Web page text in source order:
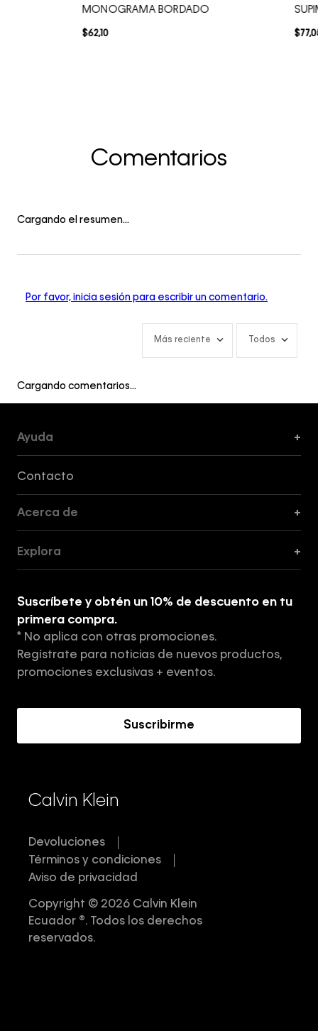
MONOGRAMA BORDADO
$62,10 $77,
Comentarios
Cargando el resumen…
Por favor, inicia sesión para escribir un comentario.
Más reciente Todos
Cargando comentarios…
Ayuda +
Contacto
Acerca de +
Tiendas
Aviso de privacidad
Términos y Condiciones
Explora +
Suscríbete y obtén un 10% de descuento en tu
primera compra.
* No aplica con otras promociones.
Regístrate para noticias de nuevos productos,
promociones exclusivas + eventos.
Suscribirme
Calvin Klein
Devoluciones
Términos y condiciones
Aviso de privacidad
Copyright © 2026 Calvin Klein
Ecuador ®. Todos los derechos
reservados.